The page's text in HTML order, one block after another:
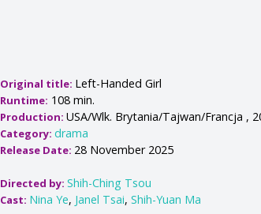
Original title: Left-Handed Girl
Runtime: 108 min.
Production:USA/Wlk. Brytania/Tajwan/Francja ,
Category:drama
Release Date: 28 November 2025
Directed by:Shih-Ching Tsou
Cast: Nina Ye, Janel Tsai,Shih-Yuan Ma